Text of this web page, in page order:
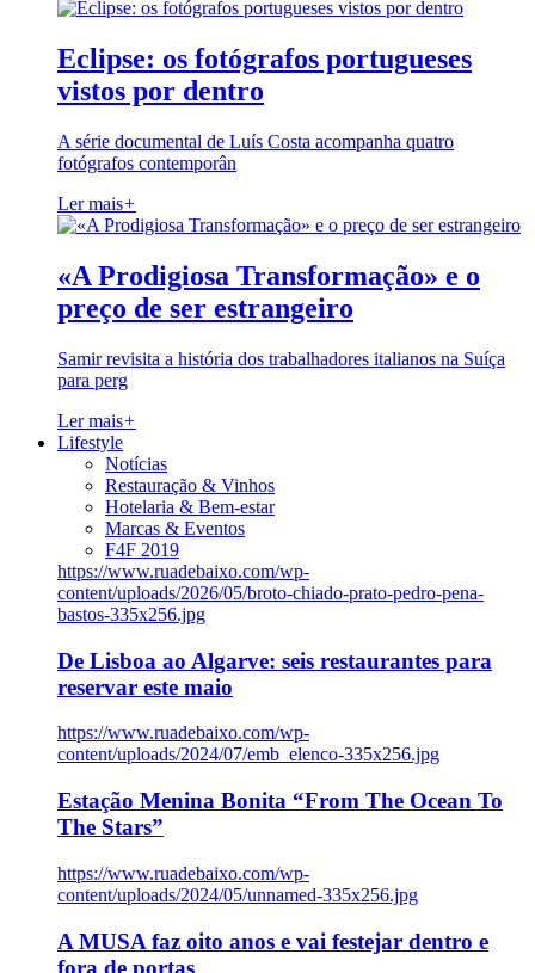
Eclipse: os fotógrafos portugueses
vistos por dentro
A série documental de Luís Costa acompanha quatro
fotógrafos contemporân
Ler mais+
«A Prodigiosa Transformação» e o
preço de ser estrangeiro
Samir revisita a história dos trabalhadores italianos na Suíça
para perg
Ler mais+
Lifestyle
Notícias
Restauração & Vinhos
Hotelaria & Bem-estar
Marcas & Eventos
F4F 2019
https://www.ruadebaixo.com/wp-
content/uploads/2026/05/broto-chiado-prato-pedro-pena-
bastos-335x256.jpg
De Lisboa ao Algarve: seis restaurantes para
reservar este maio
https://www.ruadebaixo.com/wp-
content/uploads/2024/07/emb_elenco-335x256.jpg
Estação Menina Bonita “From The Ocean To
The Stars”
https://www.ruadebaixo.com/wp-
content/uploads/2024/05/unnamed-335x256.jpg
A MUSA faz oito anos e vai festejar dentro e
fora de portas